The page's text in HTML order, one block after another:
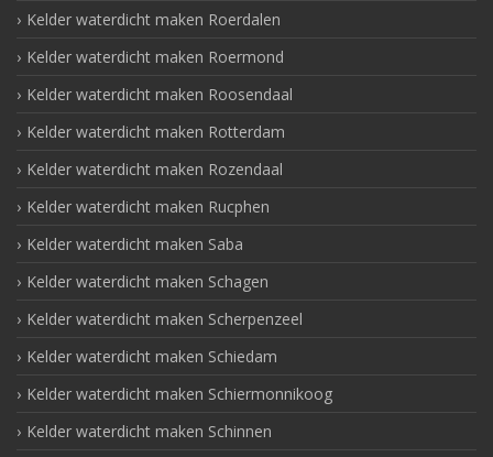
Kelder waterdicht maken Roerdalen
Kelder waterdicht maken Roermond
Kelder waterdicht maken Roosendaal
Kelder waterdicht maken Rotterdam
Kelder waterdicht maken Rozendaal
Kelder waterdicht maken Rucphen
Kelder waterdicht maken Saba
Kelder waterdicht maken Schagen
Kelder waterdicht maken Scherpenzeel
Kelder waterdicht maken Schiedam
Kelder waterdicht maken Schiermonnikoog
Kelder waterdicht maken Schinnen